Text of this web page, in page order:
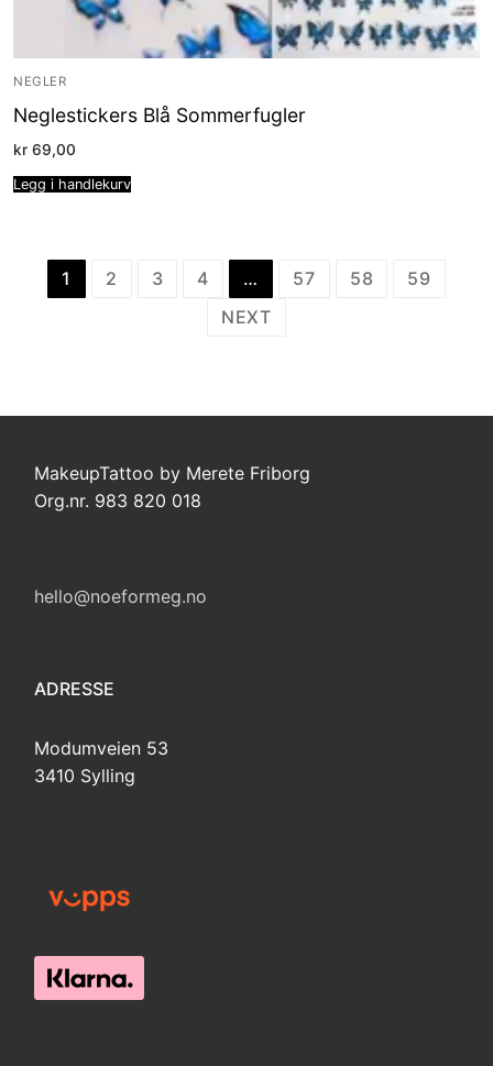
NEGLER
Neglestickers Blå Sommerfugler
kr 69,00
Legg i handlekurv
Sidepaginering
1 2 3 4 … 57 58
59
NEXT
MakeupTattoo by Merete Friborg
Org.nr. 983 820 018
hello@noeformeg.no
ADRESSE
Modumveien 53
3410 Sylling